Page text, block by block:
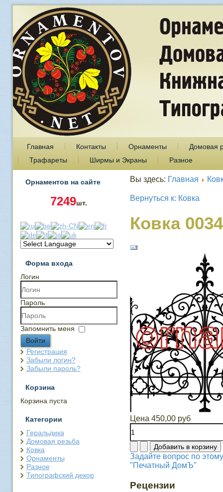
Главная Контакты Орнаменты
Домовая
Трафареты
Ширмы и Экраны Разное
Орнаментов на сайте
7249шт.
Форма входа
Логин
Пароль
Запомнить меня
Войти
Регистрация
Забыли логин?
Забыли пароль?
Корзина
Корзина пуста
Категории
Геральдика
Домовая резьба
Ковка
Орнаменты
Разное
Типографский декор
Вы здесь: Главная
Вернуться к: Ковка
Ковка 0034
Цена 450,00 руб
Задайте вопрос по
"Печатный ДомЪ"
Рецензии